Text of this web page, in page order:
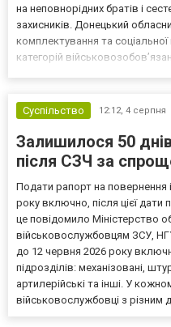
на неповнорідних братів і
захисників. Донецький
комплектування та
категорій
Суспільство
12:12, 4 серпня
Залишилося 50
після СЗЧ за
Подати рапорт на
року включно, після цієї дати
це повідомило Міністерство
військовослужбовцям ЗСУ,
до 12 червня 2026 року
підрозділів: механізовані,
артилерійські та інші. У
військовослужбовці з різним